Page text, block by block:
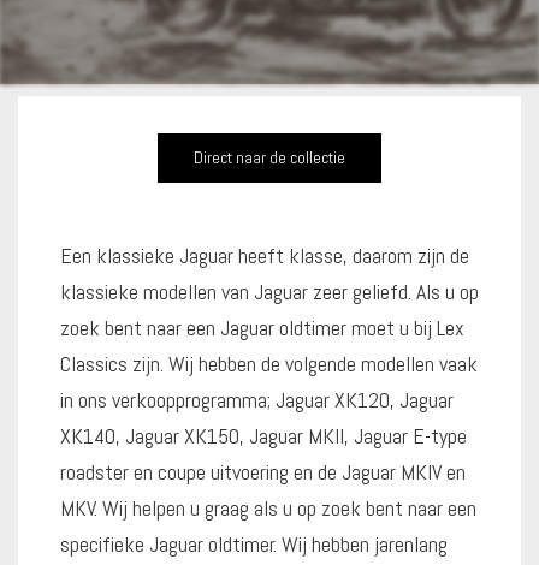
Direct naar de collectie
Een klassieke Jaguar heeft klasse, daarom zijn de
klassieke modellen van Jaguar zeer geliefd. Als u op
zoek bent naar een Jaguar oldtimer moet u bij Lex
Classics zijn. Wij hebben de volgende modellen vaak
in ons verkoopprogramma; Jaguar XK120, Jaguar
XK140, Jaguar XK150, Jaguar MKII, Jaguar E-type
roadster en coupe uitvoering en de Jaguar MKIV en
MKV. Wij helpen u graag als u op zoek bent naar een
specifieke Jaguar oldtimer. Wij hebben jarenlang